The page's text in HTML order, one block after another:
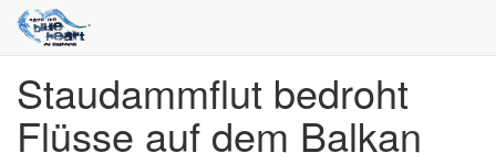
Direkt
zum
Inhalt
Staudammflut bedroht
Flüsse auf dem Balkan